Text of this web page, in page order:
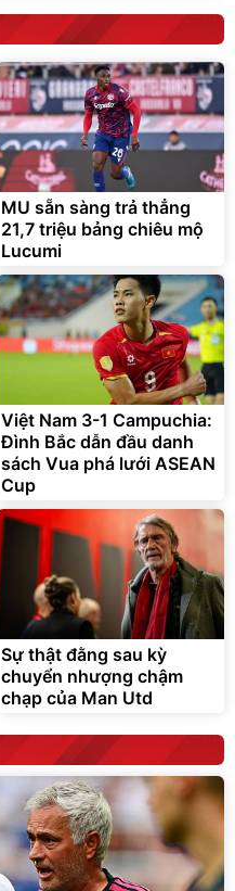
MU sẵn sàng trả thẳng
21,7 triệu bảng chiêu mộ
Lucumi
Việt Nam 3-1 Campuchia:
Đình Bắc dẫn đầu danh
sách Vua phá lưới ASEAN
Cup
Sự thật đằng sau kỳ
chuyển nhượng chậm
chạp của Man Utd